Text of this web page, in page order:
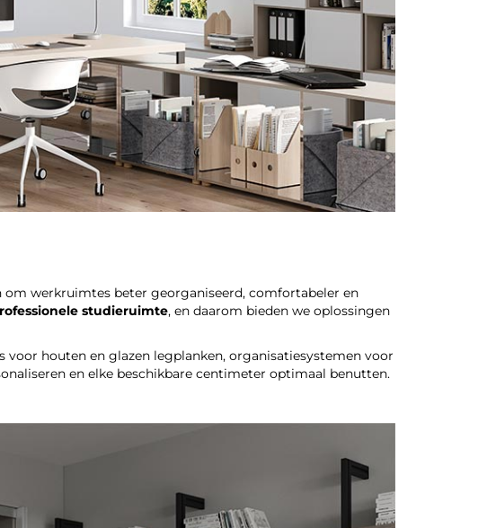
om werkruimtes beter georganiseerd, comfortabeler en
studieruimte, en daarom bieden we oplossingen
houten en glazen legplanken, organisatiesystemen voor
en elke beschikbare centimeter optimaal benutten.